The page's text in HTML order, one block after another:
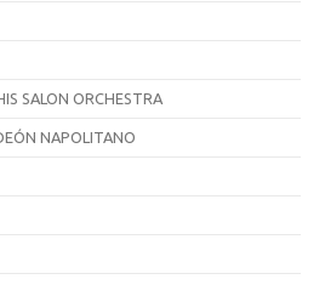
SALON ORCHESTRA
NAPOLITANO